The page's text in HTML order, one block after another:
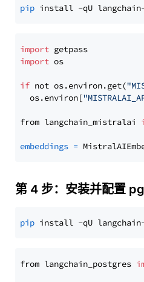
pip
import
import os
if not os.environ.get(
  os.environ[
from langchain_mistralai
embeddings =
第 4 步：安装并配置
pip
from langchain_postgres